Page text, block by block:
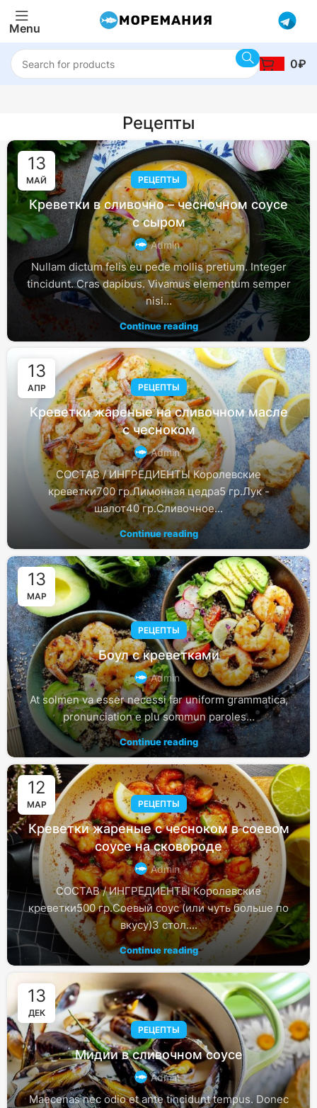
Menu
0₽
Рецепты
13
МАЙ РЕЦЕПТЫ
Креветки в сливочно – чесночном соусе
с сыром
Admin
Nullam dictum felis eu pede mollis pretium. Integer
tincidunt. Cras dapibus. Vivamus elementum semper
nisi…
Continue reading
13
АПР РЕЦЕПТЫ
Креветки жареные на сливочном масле
с чесноком
Admin
СОСТАВ / ИНГРЕДИЕНТЫ Королевские
креветки700 гр.Лимонная цедра5 гр.Лук -
шалот40 гр.Сливочное...
Continue reading
13
МАР
РЕЦЕПТЫ
Боул с креветками
Admin
At solmen va esser necessi far uniform grammatica,
pronunciation e plu sommun paroles…
Continue reading
12
МАР РЕЦЕПТЫ
Креветки жареные с чесноком в соевом
соусе на сковороде
Admin
СОСТАВ / ИНГРЕДИЕНТЫ Королевские
креветки500 гр.Соевый соус (или чуть больше по
вкусу)3 стол....
Continue reading
13
ДЕК
РЕЦЕПТЫ
Мидии в сливочном соусе
Admin
Maecenas nec odio et ante tincidunt tempus. Donec